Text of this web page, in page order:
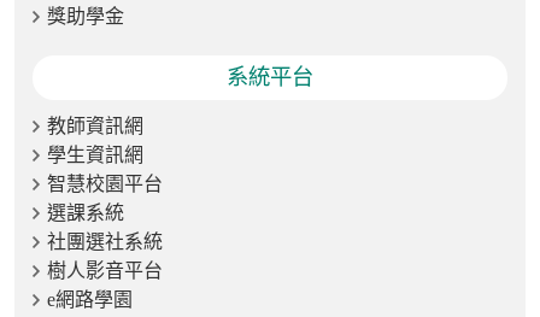
獎助學金
系統平台
教師資訊網
學生資訊網
智慧校園平台
選課系統
社團選社系統
樹人影音平台
e網路學園